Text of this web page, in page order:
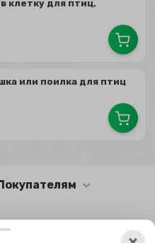
клетку для птиц,
или поилка для птиц
данные